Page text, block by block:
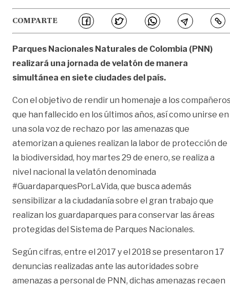
COMPARTE
Parques Nacionales Naturales de Colombia (PNN)
realizará una jornada de velatón de manera
simultánea en siete ciudades del país.
Con el objetivo de rendir un homenaje a los
que han fallecido en los últimos años, así como unirse en
una sola voz de rechazo por las amenazas que
atemorizan a quienes realizan la labor de protección de
la biodiversidad, hoy martes 29 de enero, se realiza a
nivel nacional la velatón denominada
#GuardaparquesPorLaVida, que busca además
sensibilizar a la ciudadanía sobre el gran trabajo que
realizan los guardaparques para conservar las áreas
protegidas del Sistema de Parques Nacionales.
Según cifras, entre el 2017 y el 2018 se presentaron 17
denuncias realizadas ante las autoridades sobre
amenazas a personal de PNN, dichas amenazas recaen